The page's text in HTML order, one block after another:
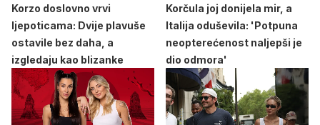
Korzo doslovno vrvi
ljepoticama: Dvije plavuše
ostavile bez daha, a
izgledaju kao blizanke
Korčula joj donijela mir, a
Italija oduševila: 'Potpuna
neopterećenost naljepši je
dio odmora'